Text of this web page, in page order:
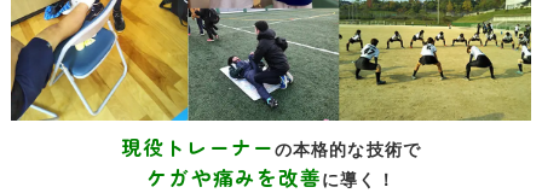
現役トレーナーの本格的な技術で
ケガや痛みを改善に導く！